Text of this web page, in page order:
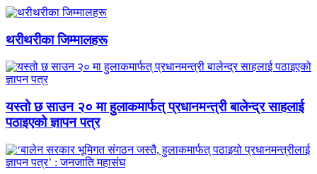
थरीथरीका जिम्मालहरू
यस्तो छ साउन २० मा हुलाकमार्फत् प्रधानमन्त्री बालेन्द्र साहलाई
पठाइएको ज्ञापन पत्र